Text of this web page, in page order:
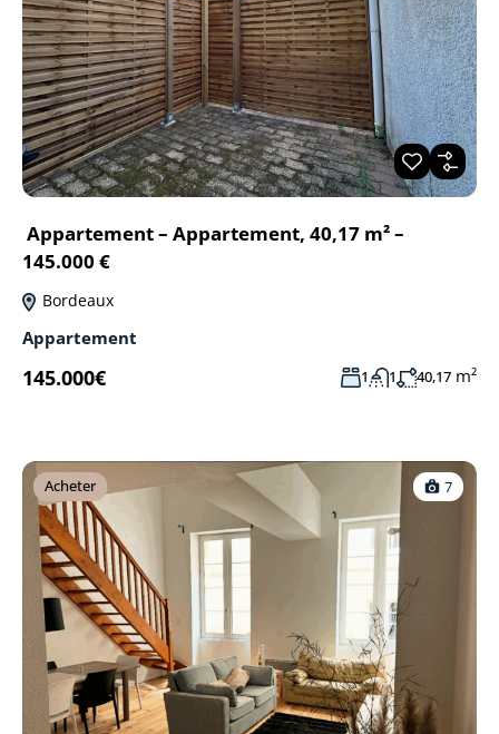
Appartement – Appartement, 40,17 m² –
145.000 €
Bordeaux
Appartement
145.000€ 1 1 40,17 m²
Acheter 7